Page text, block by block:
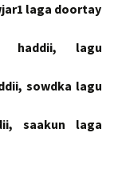
laga doortay
haddii, lagu
sowdka lagu
saakun laga